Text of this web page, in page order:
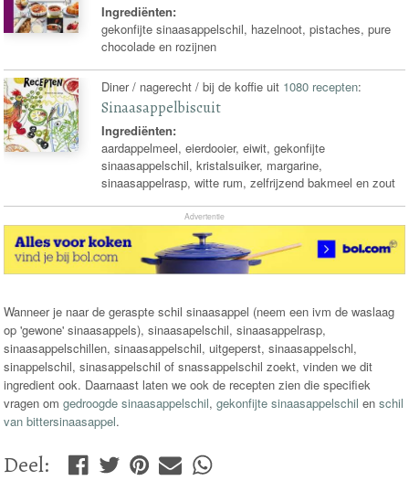
Ingrediënten:
gekonfijte sinaasappelschil, hazelnoot, pistaches, pure
chocolade en rozijnen
Diner / nagerecht / bij de koffie uit 1080 recepten:
Sinaasappelbiscuit
Ingrediënten:
aardappelmeel, eierdooier, eiwit, gekonfijte
sinaasappelschil, kristalsuiker, margarine,
sinaasappelrasp, witte rum, zelfrijzend bakmeel en zout
Advertentie
Wanneer je naar de geraspte schil sinaasappel (neem een ivm de waslaag
op 'gewone' sinaasappels), sinaasapelschil, sinaasappelrasp,
sinaasappelschillen, sinaasappelschil, uitgeperst, sinaasappelschl,
sinappelschil, sinasappelschil of snassappelschil zoekt, vinden we dit
ingredient ook. Daarnaast laten we ook de recepten zien die specifiek
vragen omgedroogde sinaasappelschil,gekonfijte sinaasappelschil enschil
van bittersinaasappel.
Deel: